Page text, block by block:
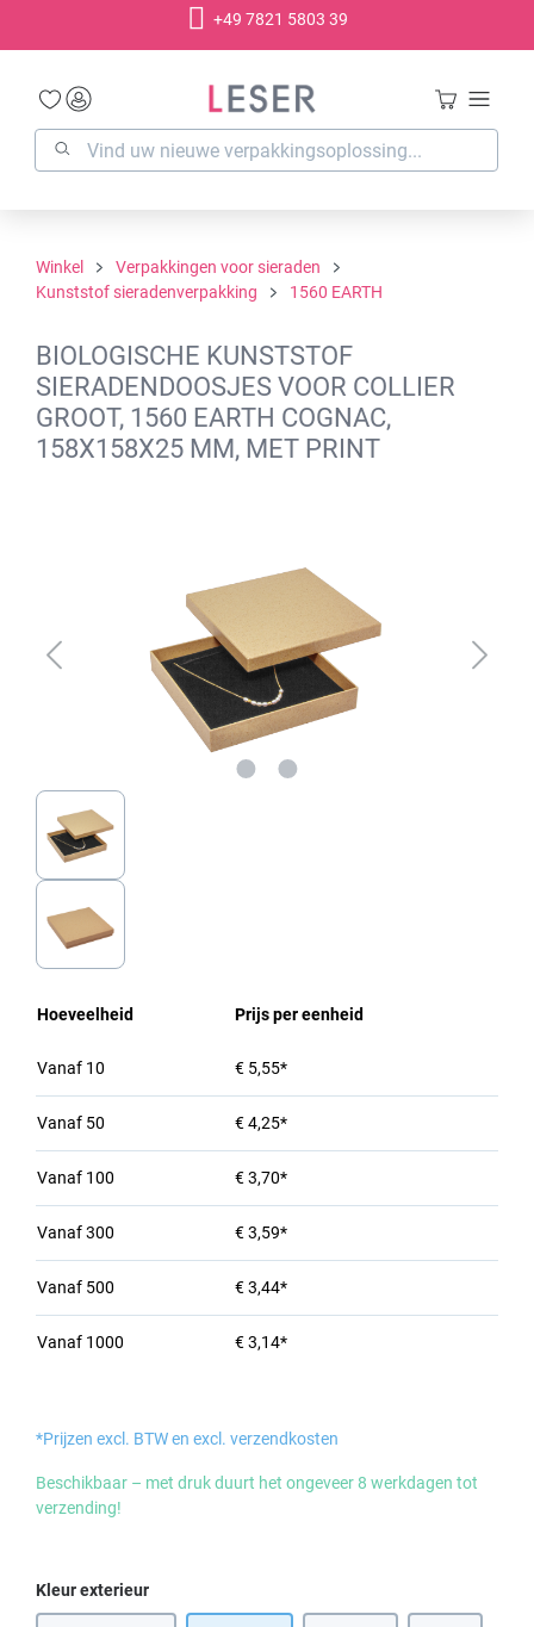
+49 7821 5803 39
Winkel
Verpakkingen voor sieraden
Kunststof sieradenverpakking
1560 EARTH
BIOLOGISCHE KUNSTSTOF
SIERADENDOOSJES VOOR COLLIER
GROOT, 1560 EARTH COGNAC,
158X158X25 MM, MET PRINT
Hoeveelheid Prijs per eenheid
Vanaf 10 € 5,55*
Vanaf 50 € 4,25*
Vanaf 100 € 3,70*
Vanaf300 € 3,59*
Vanaf 500 € 3,44*
Vanaf 1000 € 3,14*
*Prijzen excl. BTW en excl. verzendkosten
Beschikbaar – met druk duurt het ongeveer 8 werkdagen tot
verzending!
Selecteer
Kleur exterieur